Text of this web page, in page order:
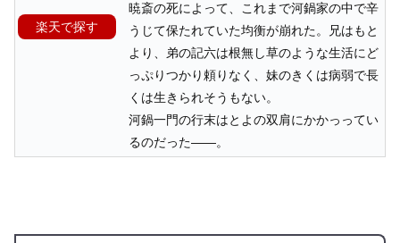
楽天で探す
暁斎の死によって、これまで河鍋家の中で辛
うじて保たれていた均衡が崩れた。兄はもと
より、弟の記六は根無し草のような生活にど
っぷりつかり頼りなく、妹のきくは病弱で長
くは生きられそうもない。
河鍋一門の行末はとよの双肩にかかっってい
るのだった――。